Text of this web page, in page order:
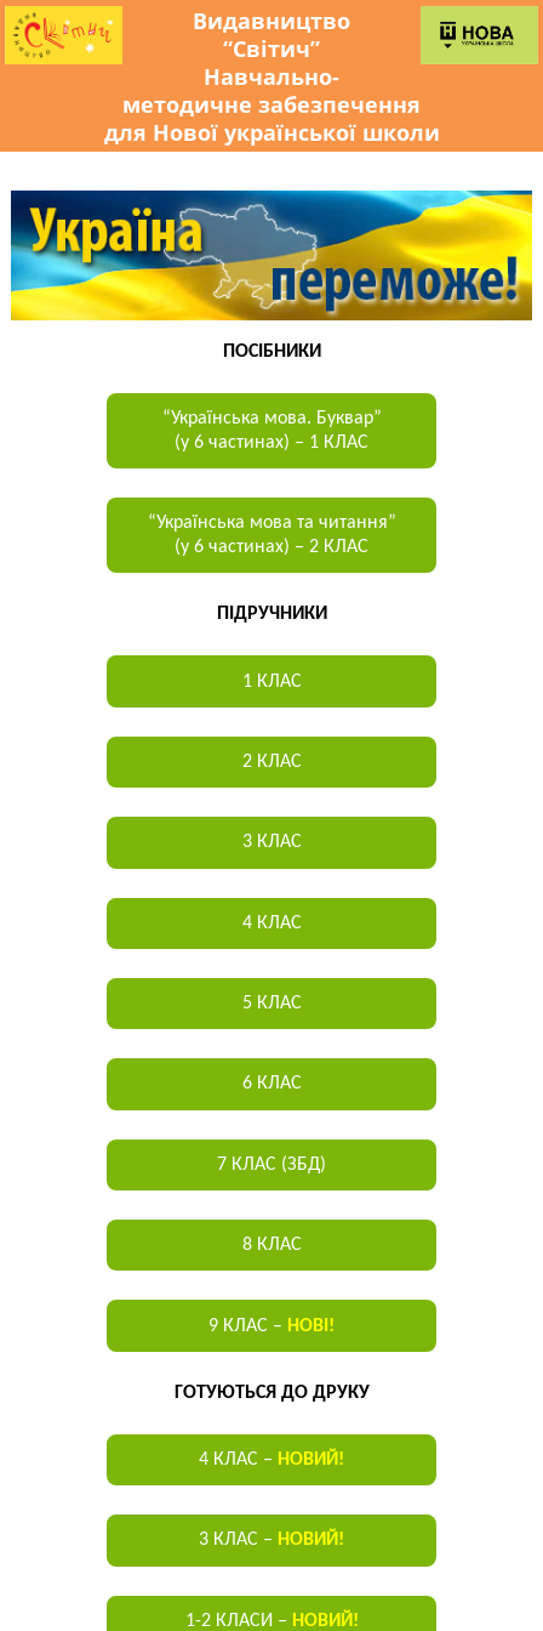
Видавництво
“Світич”
Навчально-
методичне забезпечення
для Нової української школи
ПОСІБНИКИ
“Українська мова. Буквар”
(у 6 частинах) – 1 КЛАС
“Українська мова та читання”
(у 6 частинах) – 2 КЛАС
ПІДРУЧНИКИ
1 КЛАС
2 КЛАС
3 КЛАС
4 КЛАС
5 КЛАС
6 КЛАС
7 КЛАС (ЗБД)
8 КЛАС
9 КЛАС – НОВІ!
ГОТУЮТЬСЯ ДО ДРУКУ
4 КЛАС – НОВИЙ!
3 КЛАС – НОВИЙ!
1-2 КЛАСИ – НОВИЙ!